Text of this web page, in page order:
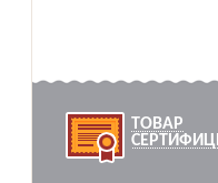
ТОВАР